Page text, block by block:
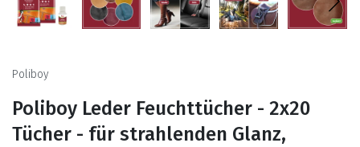
Poliboy
Poliboy Leder Feuchttücher - 2x20
Tücher - für strahlenden Glanz,